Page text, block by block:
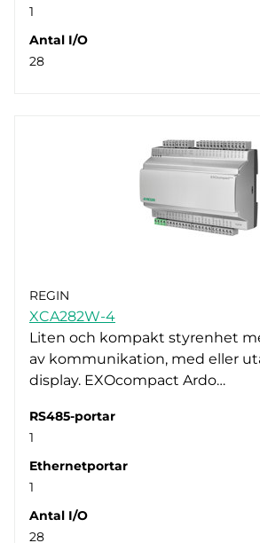
1
Antal I/O
28
REGIN
XCA282W-4
Liten och kompakt styrenhet
av kommunikation, med eller
display. EXOcompact Ardo…
RS485-portar
1
Ethernetportar
1
Antal I/O
28